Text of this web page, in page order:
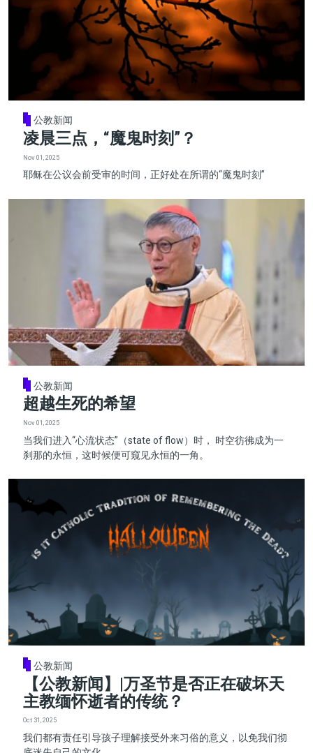
公教新闻
凌晨三点，“魔鬼时刻”？
Nov 01, 2025
耶稣在公议会前受审的时间，正好处在所谓的“魔鬼时刻”
公教新闻
超越生死的希望
Nov 01, 2025
当我们进入“心流状态”（state of flow）时， 时空彷彿成为一
刹那的永恒，这时候便可窥见永恒的一角。
公教新闻
【公教新闻】|万圣节是否正在破坏天
主教缅怀逝者的传统？
Oct 31, 2025
我们都有责任引导孩子理解接受外来习俗的意义，以免我们彻